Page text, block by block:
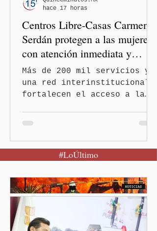
el Congreso de Puebla.
Centros Libre-Casas Carmen
Serdán protegen a las mujeres
con atención inmediata y
disminuyen feminicidios
Más de 200 mil servicios y
una red interinstitucional
fortalecen el acceso a la
feminicidio en Puebla
disminuyó en un 60 por
semestre de 2026, gracias
al modelo de los Centros
LIBRE (Libertad, Igualdad,
Bienestar, Redes,
Emancipación)–Casas Carmen
hace 17 horas
#LoÚltimo